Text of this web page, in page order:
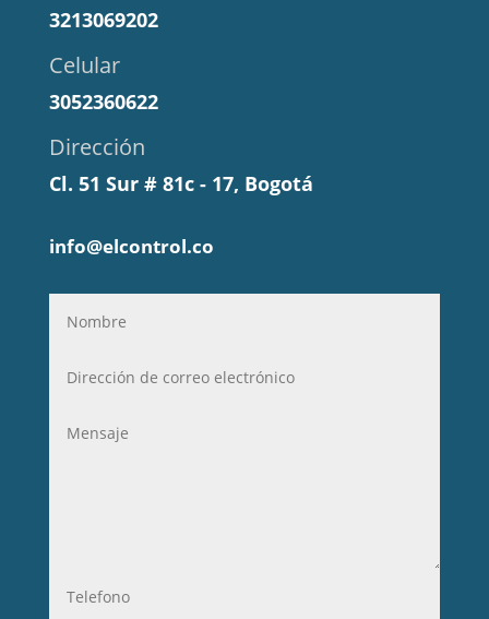
3213069202
Celular
3052360622
Dirección
Cl. 51 Sur # 81c - 17, Bogotá
info@elcontrol.co